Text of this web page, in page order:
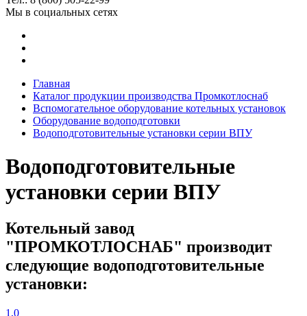
Мы в социальных сетях
Главная
Каталог продукции производства Промкотлоснаб
Вспомогательное оборудование котельных установок
Оборудование водоподготовки
Водоподготовительные установки серии ВПУ
Водоподготовительные
установки серии ВПУ
Котельный завод
"ПРОМКОТЛОСНАБ" производит
следующие водоподготовительные
установки:
1,0